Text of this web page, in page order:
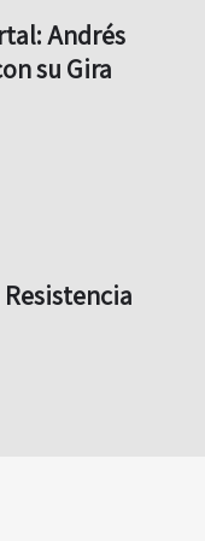
Andrés
su Gira